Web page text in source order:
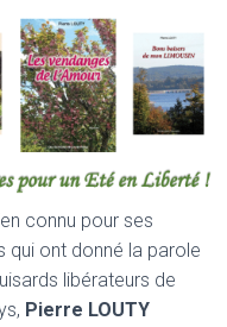
pour ses
qui ont donné la parole
libérateurs de
Pierre LOUTY